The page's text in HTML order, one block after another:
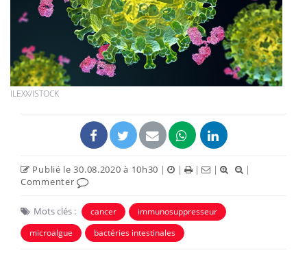
ILEXX/ISTOCK
Publié le 30.08.2020 à 10h30 | | | |
|
Commenter
Mots clés : cancer
immunosuppresseur
microalgue
bactéries intestinales